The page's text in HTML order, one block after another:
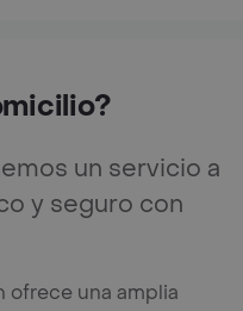
un servicio a
y seguro con
ofrece una amplia